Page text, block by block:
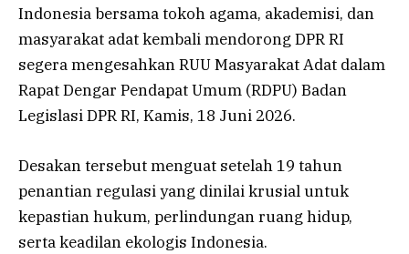
Indonesiabersama tokoh agama, akademisi, dan
masyarakat adat kembali mendorong DPR RI
segera mengesahkan RUU Masyarakat Adat dalam
Rapat Dengar Pendapat Umum (RDPU) Badan
Legislasi DPR RI, Kamis, 18 Juni 2026.
Desakan tersebut menguat setelah 19 tahun
penantian regulasi yang dinilai krusial untuk
kepastian hukum, perlindungan ruang hidup,
serta keadilan ekologis Indonesia.